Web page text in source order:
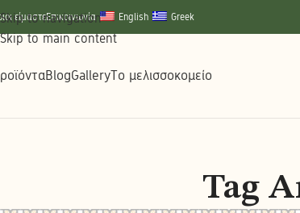
Skip to navigation
Skip to main content
είμαστεΕπικοινωνία English Greek
BlogGalleryΤο μελισσοκομείο
Tag